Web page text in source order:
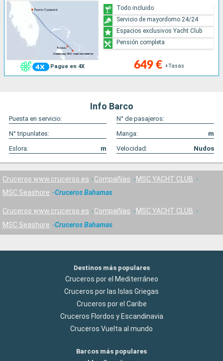
Pague en 4X 649 € +Tasas
Todo incluido
Servicio de mayordomo 24/24
Espacios exclusivos Yacht Club
Pensión completa
Info Barco
Puesta en servicio:
N° de pasajeros:
N° tripunlates:
Manga:
m
Eslora:
m Velocidad: Nudos
Cruceros www.cruceros.es Compañías
MSC YACHT CLUB
MSC Seashore
Cruceros Bahamas
Cruceros www.cruceros.es Compañías
MSC YACHT CLUB
MSC Seashore
Cruceros Bahamas
Destinos más populares
Cruceros por el Mediterráneo
Cruceros por las Islas Griegas
Cruceros por el Caribe
Cruceros Flordos y Escandinavia
Cruceros Vuelta al mundo
Barcos más populares